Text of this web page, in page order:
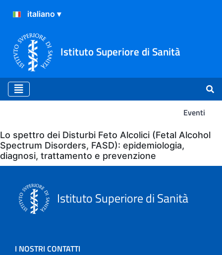
Istituto Superiore di Sanità
Eventi
Eventi
Lo spettro dei Disturbi Feto Alcolici (Fetal Alcohol
Spectrum Disorders, FASD): epidemiologia,
diagnosi, trattamento e prevenzione
Istituto Superiore di Sanità
I NOSTRI CONTATTI